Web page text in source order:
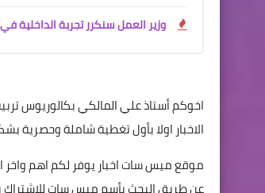
وزير العمل سنكرر تجربة الداخلية
اخوكم أستاذ علي المالكي بكالوريوس
الاخبار اولا بأول تغطية شاملة
موقع ميس سات اخبار يوفر لكم اهم واخر